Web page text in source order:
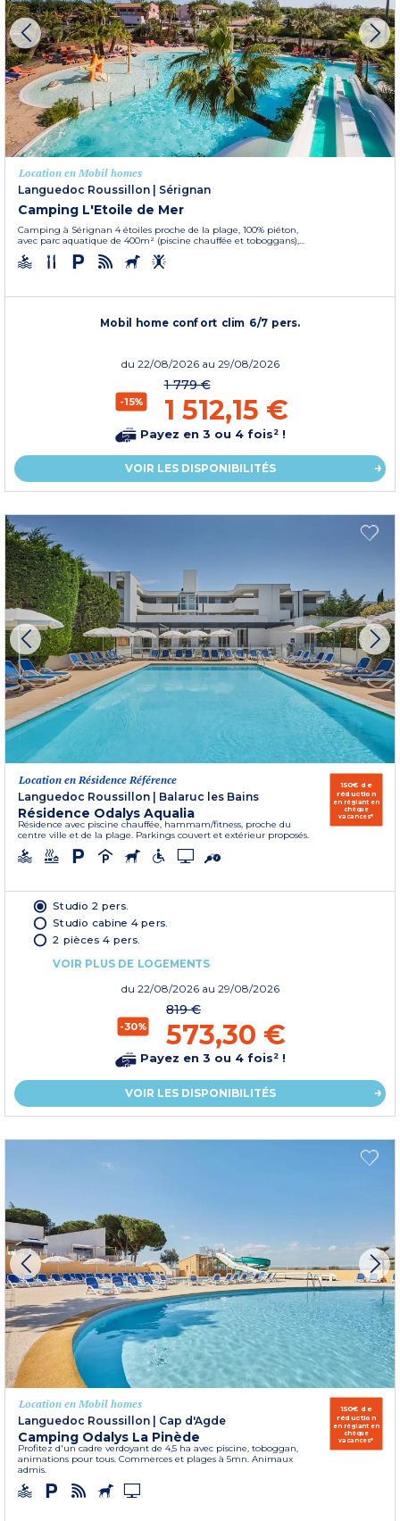
Location en Mobil homes
Languedoc Roussillon
Sérignan
Camping L'Etoile de Mer
Camping à Sérignan 4 étoiles proche de la plage, 100% piéton,
avec parc aquatique de 400m² (piscine chauffée et toboggans),...
Mobil home confort clim 6/7 pers.
du 22/08/2026 au 29/08/2026
-15%
1 779 €
1 512,15 €
Payez en 3 ou 4 fois² !
VOIR LES DISPONIBILITÉS
Location en Résidence Référence
Languedoc Roussillon | Balaruc les Bains
Résidence Odalys Aqualia
Résidence avec piscine chauffée, hammam/fitness, proche du
centre ville et de la plage. Parkings couvert et extérieur proposés.
150€ de
réduction
en réglant en
chèque
vacances*
Studio 2 pers.
Studio cabine 4 pers.
2 pièces 4 pers.
VOIR PLUS DE LOGEMENTS
du 22/08/2026 au 29/08/2026
-30%
819 €
573,30 €
Payez en 3 ou 4 fois² !
VOIR LES DISPONIBILITÉS
Location en Mobil homes
Languedoc Roussillon | Cap d'Agde
Camping Odalys La Pinède
Profitez d'un cadre verdoyant de 4,5 ha avec piscine, toboggan,
animations pour tous. Commerces et plages à 5mn. Animaux
admis.
150€ de
réduction
en réglant en
chèque
vacances*